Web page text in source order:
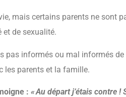
mais certains parents ne sont
et de sexualité.
pas informés ou mal informés de
les parents et la famille.
: « Au départ j’étais contre !